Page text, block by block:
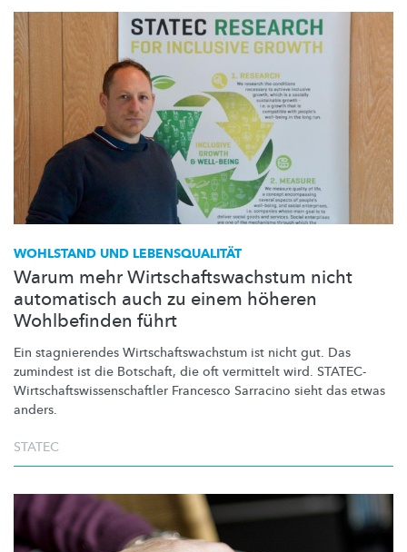
WOHLSTAND UND LEBENSQUALITÄT
Warum mehr Wirtschaftswachstum nicht
automatisch auch zu einem höheren
Wohlbefinden führt
Ein stagnierendes Wirtschaftswachstum ist nicht gut. Das
zumindest ist die Botschaft, die oft vermittelt wird. STATEC-
Wirtschaftswissenschaftler Francesco Sarracino sieht das etwas
anders.
STATEC